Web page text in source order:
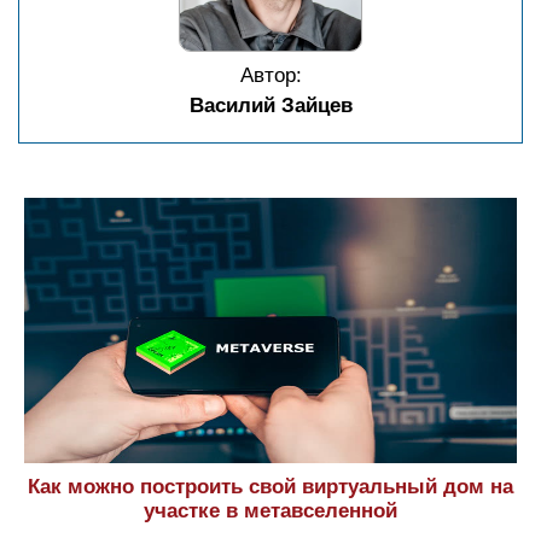
Автор:
Василий Зайцев
Как можно построить свой виртуальный дом на
участке в метавселенной